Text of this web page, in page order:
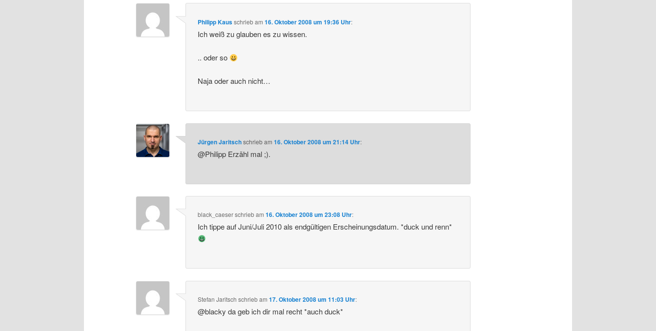
Philipp Kausschriebam16. Oktober 2008 um 19:36 Uhr:
Ich weiß zu glauben es zu wissen.
.. oder so
Naja oder auch nicht…
Jürgen Jaritschschriebam16. Oktober 2008 um 21:14 Uhr:
@Philipp Erzähl mal ;).
black_caeserschriebam16. Oktober 2008 um 23:08 Uhr:
Ich tippe auf Juni/Juli 2010 als endgültigen Erscheinungsdatum. *duck und renn*
Stefan Jaritsch schriebam17. Oktober 2008 um 11:03 Uhr:
@blacky da geb ich dir mal recht *auch duck*